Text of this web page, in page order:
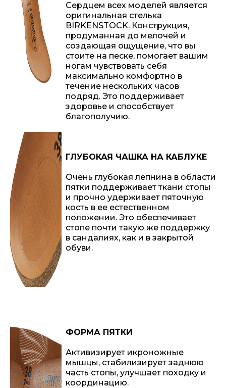
Сердцем всех моделей является
оригинальная стелька
BIRKENSTOCK. Конструкция,
продуманная до мелочей и
создающая ощущение, что вы
стоите на песке, помогает вашим
ногам чувствовать себя
максимально комфортно в
течение нескольких часов
подряд. Это поддерживает
здоровье и способствует
благополучию.
ГЛУБОКАЯ ЧАШКА НА КАБЛУКЕ
Очень глубокая лепнина в области
пятки поддерживает ткани стопы
и прочно удерживает пяточную
кость в ее естественном
положении. Это обеспечивает
стопе почти такую ​​же поддержку
в сандалиях, как и в закрытой
обуви.
ФОРМА ПЯТКИ
Активизирует икроножные
мышцы, стабилизирует заднюю
часть стопы, улучшает походку и
координацию.